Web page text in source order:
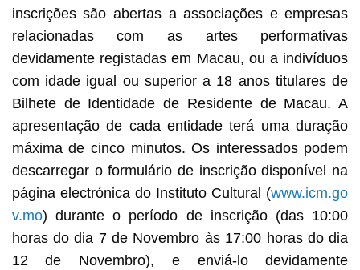
inscrições são abertas a associações e empresas
relacionadas com as artes performativas
devidamente registadas em Macau, ou a indivíduos
com idade igual ou superior a 18 anos titulares de
Bilhete de Identidade de Residente de Macau. A
apresentação de cada entidade terá uma duração
máxima de cinco minutos. Os interessados podem
descarregar o formulário de inscrição disponível na
página electrónica do Instituto Cultural (www.icm.go
v.mo) durante o período de inscrição (das 10:00
horas do dia 7 de Novembro às 17:00 horas do dia
12 de Novembro), e enviá-lo devidamente